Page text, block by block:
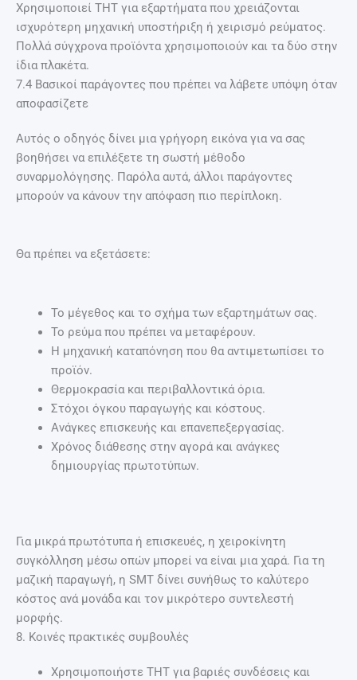
Χρησιμοποιεί THT για εξαρτήματα που χρειάζονται
ισχυρότερη μηχανική υποστήριξη ή χειρισμό ρεύματος.
Πολλά σύγχρονα προϊόντα χρησιμοποιούν και τα δύο στην
ίδια πλακέτα.
7.4 Βασικοί παράγοντες που πρέπει να λάβετε υπόψη όταν
αποφασίζετε
Αυτός ο οδηγός δίνει μια γρήγορη εικόνα για να σας
βοηθήσει να επιλέξετε τη σωστή μέθοδο
συναρμολόγησης. Παρόλα αυτά, άλλοι παράγοντες
μπορούν να κάνουν την απόφαση πιο περίπλοκη.
Θα πρέπει να εξετάσετε:
Το μέγεθος και το σχήμα των εξαρτημάτων σας.
Το ρεύμα που πρέπει να μεταφέρουν.
Η μηχανική καταπόνηση που θα αντιμετωπίσει το
προϊόν.
Θερμοκρασία και περιβαλλοντικά όρια.
Στόχοι όγκου παραγωγής και κόστους.
Ανάγκες επισκευής και επανεπεξεργασίας.
Χρόνος διάθεσης στην αγορά και ανάγκες
δημιουργίας πρωτοτύπων.
Για μικρά πρωτότυπα ή επισκευές, η χειροκίνητη
συγκόλληση μέσω οπών μπορεί να είναι μια χαρά. Για τη
μαζική παραγωγή, η SMT δίνει συνήθως το καλύτερο
κόστος ανά μονάδα και τον μικρότερο συντελεστή
μορφής.
8. Κοινές πρακτικές συμβουλές
Χρησιμοποιήστε THT για βαριές συνδέσεις και